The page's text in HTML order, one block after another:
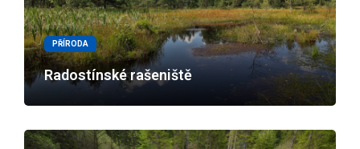
PŘÍRODA
Radostínské rašeniště